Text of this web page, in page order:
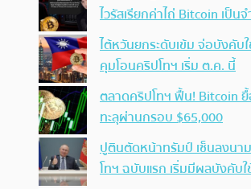
ไวรัสเรียกค่าไถ่ Bitcoin เป็น
ไต้หวันยกระดับเข้ม จ่อบังคับ
คุมโอนคริปโทฯ เริ่ม ต.ค. นี้
ตลาดคริปโทฯ ฟื้น! Bitcoin
ทะลุผ่านกรอบ $65,000
ปูตินตัดหน้าทรัมป์ เซ็นลงน
โทฯ ฉบับแรก เริ่มมีผลบังคับ